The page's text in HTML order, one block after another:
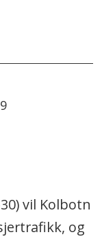
vil Kolbotn
og